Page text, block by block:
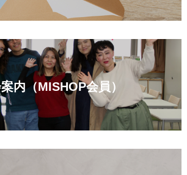
内（MISHOP会員）